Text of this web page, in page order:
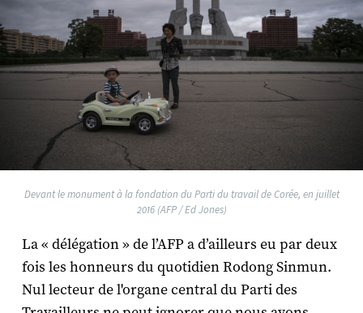
Devant le monument à la fondation du Parti du travail de Corée, en juillet
2016 (AFP / Ed Jones)
La « délégation » de l’AFP a d’ailleurs eu par deux
fois les honneurs du quotidien Rodong Sinmun.
Nul lecteur de l'organe central du Parti des